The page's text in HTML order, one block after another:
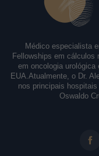
Médico especialista
Fellowships em cálculos
em oncologia urológica
EUA.Atualmente, o Dr.
nos principais
Oswaldo